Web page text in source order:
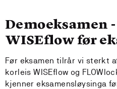
Demoeksamen
WISEflow før
Før eksamen tilrår vi sterkt
korleis WISEflow og
kjenner eksamensløysinga